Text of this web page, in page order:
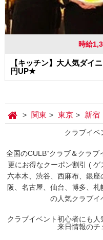
時給
【キッチン】大人気ダイ
円UP★
関東 東京 新宿
クラブイベ
全国のCULB“クラブ＆クラブ
更にお得なクーポン割引 ( ゲ
六本木、渋谷、西麻布、銀
阪、名古屋、仙台、博多、
の人気クラブイ
クラブイベント初心者にも
来日情報のチ